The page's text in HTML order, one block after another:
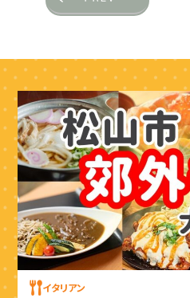
イタリアン